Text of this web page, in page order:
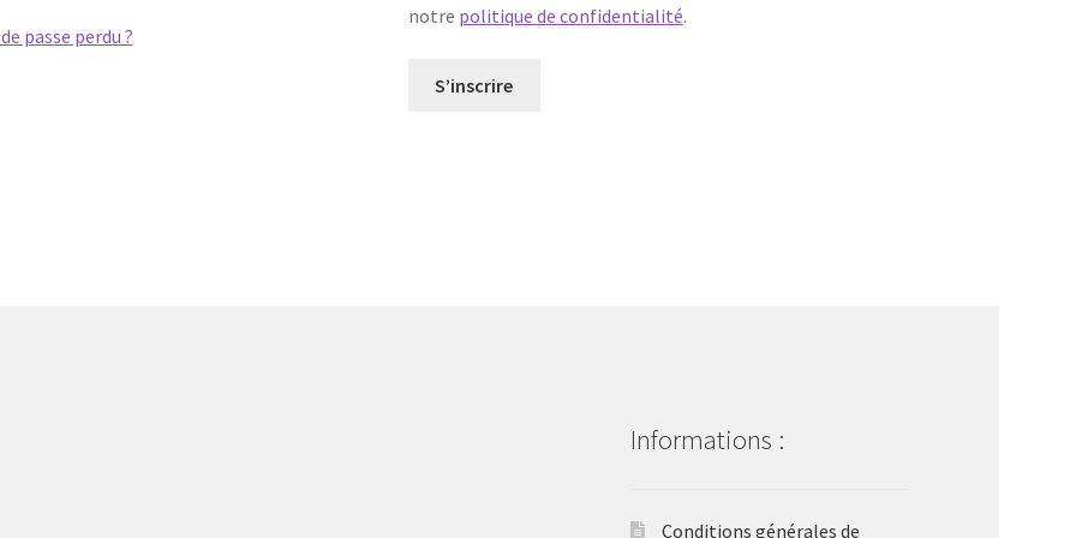
passe perdu ?
notre politique de confidentialité.
S’inscrire
Informations :
Conditions générales de